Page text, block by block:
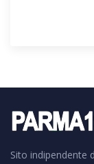
Sito indipendente